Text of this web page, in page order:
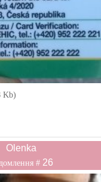
Kb)
Olenka
# 26